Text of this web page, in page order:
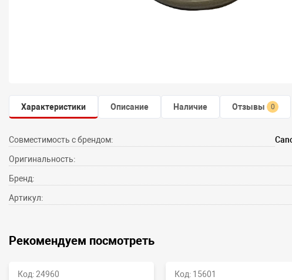
Характеристики Описание Наличие Отзывы 0
Совместимость с брендом:
Оригинальность:
Бренд:
Артикул:
Рекомендуем посмотреть
Код: 24960 Код: 15601